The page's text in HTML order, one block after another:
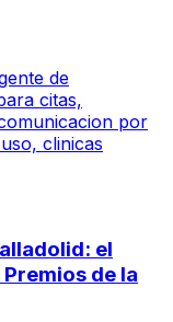
de
citas,
por
clinicas
el
de la